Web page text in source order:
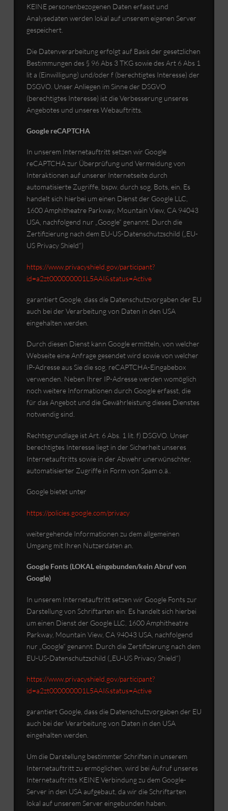
KEINE personenbezogenen Daten erfasst und
Analysedaten werden lokal auf unserem eigenen Server
gespeichert.
Die Datenverarbeitung erfolgt auf Basis der gesetzlichen
Bestimmungen des § 96 Abs 3 TKG sowie des Art 6 Abs 1
lit a (Einwilligung) und/oder f (berechtigtes Interesse) der
DSGVO. Unser Anliegen im Sinne der DSGVO
(berechtigtes Interesse) ist die Verbesserung unseres
Angebotes und unseres Webauftritts.
Google reCAPTCHA
In unserem Internetauftritt setzen wir Google
reCAPTCHA zur Überprüfung und Vermeidung von
Interaktionen auf unserer Internetseite durch
automatisierte Zugriffe, bspw. durch sog. Bots, ein. Es
handelt sich hierbei um einen Dienst der Google LLC,
1600 Amphitheatre Parkway, Mountain View, CA 94043
USA, nachfolgend nur „Google“ genannt. Durch die
Zertifizierung nach dem EU-US-Datenschutzschild („EU-
US Privacy Shield“)
https://www.privacyshield.gov/participant?
id=a2zt000000001L5AAI&status=Active
garantiert Google, dass die Datenschutzvorgaben der EU
auch bei der Verarbeitung von Daten in den USA
eingehalten werden.
Durch diesen Dienst kann Google ermitteln, von welcher
Webseite eine Anfrage gesendet wird sowie von welcher
IP-Adresse aus Sie die sog. reCAPTCHA-Eingabebox
verwenden. Neben Ihrer IP-Adresse werden womöglich
noch weitere Informationen durch Google erfasst, die
für das Angebot und die Gewährleistung dieses Dienstes
notwendig sind.
Rechtsgrundlage ist Art. 6 Abs. 1 lit. f) DSGVO. Unser
berechtigtes Interesse liegt in der Sicherheit unseres
Internetauftritts sowie in der Abwehr unerwünschter,
automatisierter Zugriffe in Form von Spam o.ä..
Google bietet unter
https://policies.google.com/privacy
weitergehende Informationen zu dem allgemeinen
Umgang mit Ihren Nutzerdaten an.
Google Fonts (LOKAL eingebunden/kein Abruf von
Google)
In unserem Internetauftritt setzen wir Google Fonts zur
Darstellung von Schriftarten ein. Es handelt sich hierbei
um einen Dienst der Google LLC, 1600 Amphitheatre
Parkway, Mountain View, CA 94043 USA, nachfolgend
nur „Google“ genannt. Durch die Zertifizierung nach dem
EU-US-Datenschutzschild („EU-US Privacy Shield“)
https://www.privacyshield.gov/participant?
id=a2zt000000001L5AAI&status=Active
garantiert Google, dass die Datenschutzvorgaben der EU
auch bei der Verarbeitung von Daten in den USA
eingehalten werden.
Um die Darstellung bestimmter Schriften in unserem
Internetauftritt zu ermöglichen, wird bei Aufruf unseres
Internetauftritts KEINE Verbindung zu dem Google-
Server in den USA aufgebaut, da wir die Schriftarten
lokal auf unserem Server eingebunden haben.